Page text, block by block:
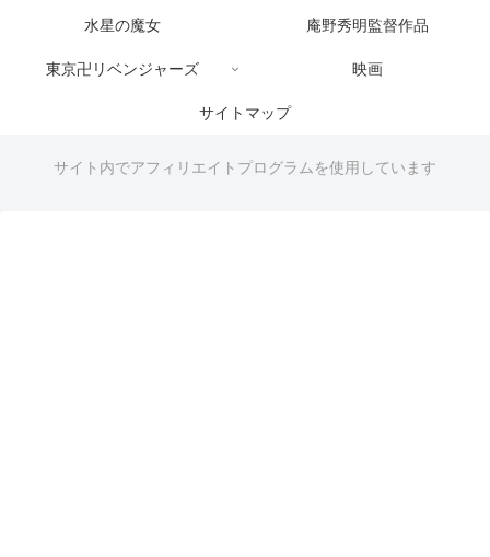
水星の魔女 庵野秀明監督作品
東京卍リベンジャーズ 映画
サイトマップ
サイト内でアフィリエイトプログラムを使用しています